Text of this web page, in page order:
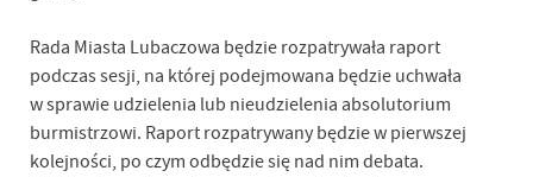
Rada Miasta Lubaczowa będzie rozpatrywała raport
podczas sesji, na której podejmowana będzie uchwała
w sprawie udzielenia lub nieudzielenia absolutorium
burmistrzowi. Raport rozpatrywany będzie w pierwszej
kolejności, po czym odbędzie się nad nim debata.